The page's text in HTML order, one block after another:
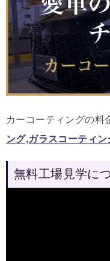
カーコーティングの料
ング,ガラスコーティ
無料工場見学に